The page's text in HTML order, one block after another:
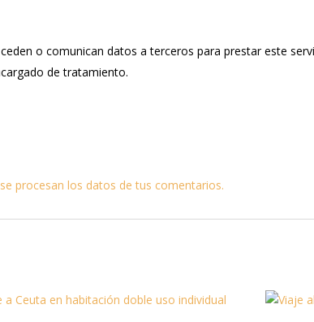
o comunican datos a terceros para prestar este
de tratamiento.
procesan los datos de tus comentarios.